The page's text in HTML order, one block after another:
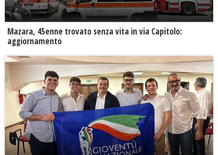
Mazara, 45enne trovato senza vita in via Capitolo:
aggiornamento